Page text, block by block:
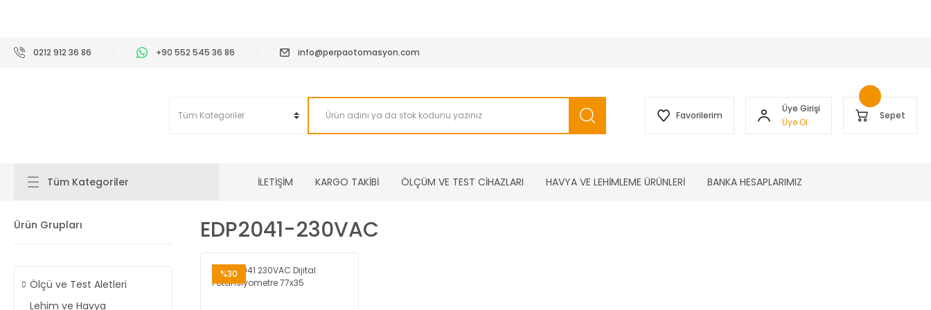
0212 912 36 86 +90 552 545 36 86 info@perpaotomasyon.com
Favorilerim
Üye Girişi
Üye Ol
Sepet
Tüm Kategoriler İLETİŞİM KARGO TAKİBİ ÖLÇÜM VE TEST CİHAZLARI HAVYA VE LEHİMLEME ÜRÜNLERİ BANKA HESAPLARIMIZ
Ürün Grupları
Ölçü ve Test Aletleri
Lehim ve Havya
EDP2041-230VAC
%30